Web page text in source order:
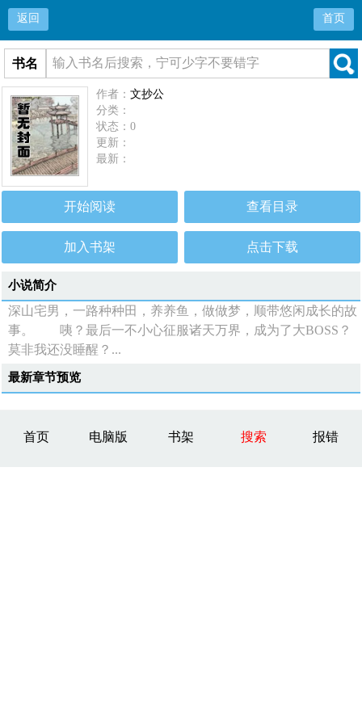
返回 首页
书名
作者：文抄公
分类：
状态：0
更新：
最新：
开始阅读 查看目录
加入书架 点击下载
小说简介
深山宅男，一路种种田，养养鱼，做做梦，顺带悠闲成长的故
事。 咦？最后一不小心征服诸天万界，成为了大BOSS？
莫非我还没睡醒？...
最新章节预览
首页 电脑版 书架 搜索 报错